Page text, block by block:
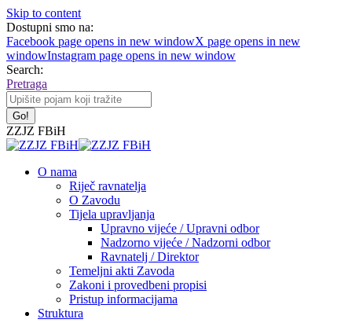
Skip to content
Dostupni smo na:
Facebook page opens in new windowX page opens in new
windowInstagram page opens in new window
Search:
Pretraga
ZZJZ FBiH
O nama
Riječ ravnatelja
O Zavodu
Tijela upravljanja
Upravno vijeće / Upravni odbor
Nadzorno vijeće / Nadzorni odbor
Ravnatelj / Direktor
Temeljni akti Zavoda
Zakoni i provedbeni propisi
Pristup informacijama
Struktura